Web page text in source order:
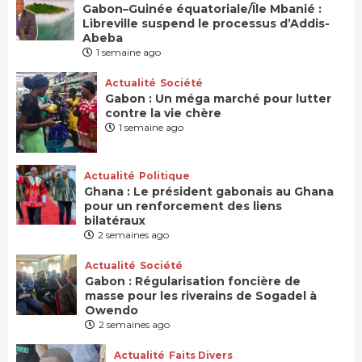
Gabon–Guinée équatoriale/Île Mbanié :
Libreville suspend le processus d’Addis-
Abeba
1 semaine ago
Actualité Société
Gabon : Un méga marché pour lutter
contre la vie chère
1 semaine ago
Actualité Politique
Ghana : Le président gabonais au Ghana
pour un renforcement des liens
bilatéraux
2 semaines ago
Actualité Société
Gabon : Régularisation foncière de
masse pour les riverains de Sogadel à
Owendo
2 semaines ago
Actualité Faits Divers